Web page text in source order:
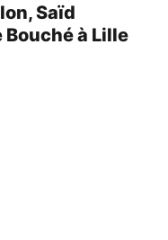
Saïd
à Lille